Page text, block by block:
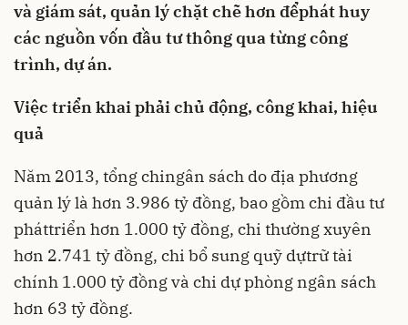
và giám sát, quản lý chặt chẽ hơn đểphát huy
các nguồn vốn đầu tư thông qua từng công
trình, dự án.
Việc triển khai phải chủ động, công khai, hiệu
quả
Năm 2013, tổng chingân sách do địa phương
quản lý là hơn 3.986 tỷ đồng, bao gồm chi đầu tư
pháttriển hơn 1.000 tỷ đồng, chi thường xuyên
hơn 2.741 tỷ đồng, chi bổ sung quỹ dựtrữ tài
chính 1.000 tỷ đồng và chi dự phòng ngân sách
hơn 63 tỷ đồng.